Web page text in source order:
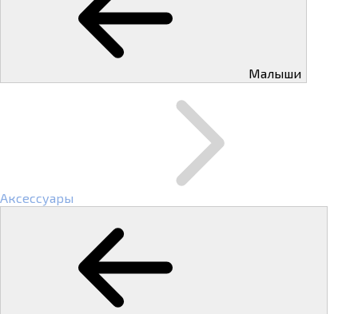
Малыши
Аксессуары